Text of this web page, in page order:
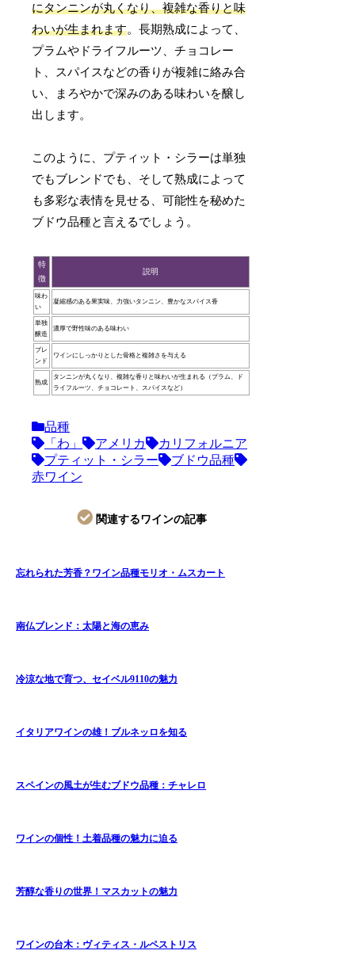
にタンニンが丸くなり、複雑な香りと味
わいが生まれます。長期熟成によって、
プラムやドライフルーツ、チョコレー
ト、スパイスなどの香りが複雑に絡み合
い、まろやかで深みのある味わいを醸し
出します。
このように、プティット・シラーは単独
でもブレンドでも、そして熟成によって
も多彩な表情を見せる、可能性を秘めた
ブドウ品種と言えるでしょう。
特
徴
説明
味わ
い
凝縮感のある果実味、力強いタンニン、豊かなスパイス香
単独
醸造
濃厚で野性味のある味わい
ブレ
ンド
ワインにしっかりとした骨格と複雑さを与える
熟成
タンニンが丸くなり、複雑な香りと味わいが生まれる（プラム、ド
ライフルーツ、チョコレート、スパイスなど）
品種
「わ」
アメリカ
カリフォルニア
プティット・シラー
ブドウ品種
赤ワイン
関連するワインの記事
忘れられた芳香？ワイン品種モリオ・ムスカート
南仏ブレンド：太陽と海の恵み
冷涼な地で育つ、セイベル9110の魅力
イタリアワインの雄！ブルネッロを知る
スペインの風土が生むブドウ品種：チャレロ
ワインの個性！土着品種の魅力に迫る
芳醇な香りの世界！マスカットの魅力
ワインの台木：ヴィティス・ルペストリス